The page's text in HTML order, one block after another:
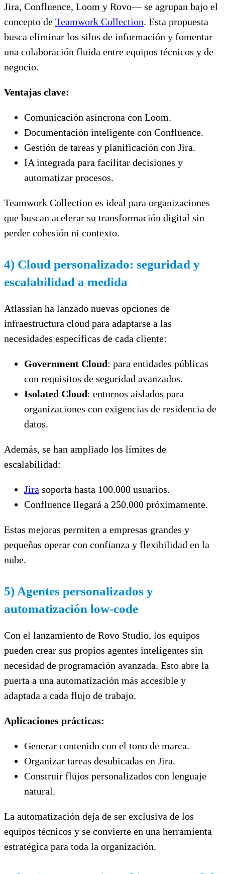
Jira, Confluence, Loom y Rovo— se agrupan bajo el
concepto de Teamwork Collection. Esta propuesta
busca eliminar los silos de información y fomentar
una colaboración fluida entre equipos técnicos y de
negocio.
Ventajas clave:
Comunicación asíncrona con Loom.
Documentación inteligente con Confluence.
Gestión de tareas y planificación con Jira.
IA integrada para facilitar decisiones y
automatizar procesos.
Teamwork Collection es ideal para organizaciones
que buscan acelerar su transformación digital sin
perder cohesión ni contexto.
4) Cloud personalizado: seguridad y
escalabilidad a medida
Atlassian ha lanzado nuevas opciones de
infraestructura cloud para adaptarse a las
necesidades específicas de cada cliente:
Government Cloud: para entidades públicas
con requisitos de seguridad avanzados.
Isolated Cloud: entornos aislados para
organizaciones con exigencias de residencia de
datos.
Además, se han ampliado los límites de
escalabilidad:
Jira soporta hasta 100.000 usuarios.
Confluence llegará a 250.000 próximamente.
Estas mejoras permiten a empresas grandes y
pequeñas operar con confianza y flexibilidad en la
nube.
5) Agentes personalizados y
automatización low-code
Con el lanzamiento de Rovo Studio, los equipos
pueden crear sus propios agentes inteligentes sin
necesidad de programación avanzada. Esto abre la
puerta a una automatización más accesible y
adaptada a cada flujo de trabajo.
Aplicaciones prácticas:
Generar contenido con el tono de marca.
Organizar tareas desubicadas en Jira.
Construir flujos personalizados con lenguaje
natural.
La automatización deja de ser exclusiva de los
equipos técnicos y se convierte en una herramienta
estratégica para toda la organización.